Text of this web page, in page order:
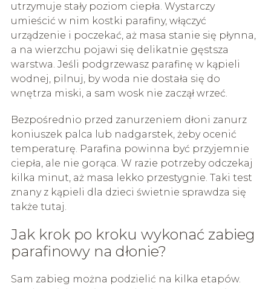
utrzymuje stały poziom ciepła. Wystarczy
umieścić w nim kostki parafiny, włączyć
urządzenie i poczekać, aż masa stanie się płynna,
a na wierzchu pojawi się delikatnie gęstsza
warstwa. Jeśli podgrzewasz parafinę w kąpieli
wodnej, pilnuj, by woda nie dostała się do
wnętrza miski, a sam wosk nie zaczął wrzeć.
Bezpośrednio przed zanurzeniem dłoni zanurz
koniuszek palca lub nadgarstek, żeby ocenić
temperaturę. Parafina powinna być przyjemnie
ciepła, ale nie gorąca. W razie potrzeby odczekaj
kilka minut, aż masa lekko przestygnie. Taki test
znany z kąpieli dla dzieci świetnie sprawdza się
także tutaj.
Jak krok po kroku wykonać zabieg
parafinowy na dłonie?
Sam zabieg można podzielić na kilka etapów.